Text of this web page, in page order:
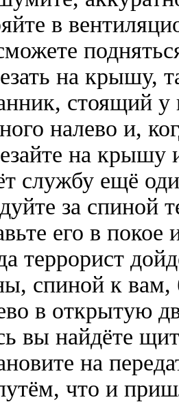
в
на крышу,
стоящий у
налево и,
на крышу
службу ещё
за спиной
его в
террорист
спиной к вам,
в открытую
вы найдёте
на
что и